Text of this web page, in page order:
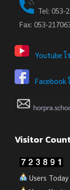
Tel: 053-
Fax: 053-
Youtube โ
Facebook
Visitor
Users Today